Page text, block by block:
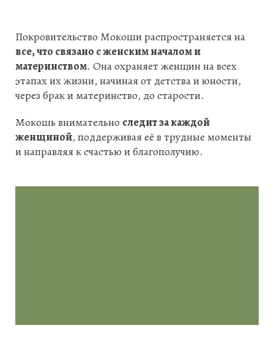
Покровительство Мокоши распространяется на
все, что связано с женским началом и
материнством. Она охраняет женщин на всех
этапах их жизни, начиная от детства и юности,
через брак и материнство, до старости.
Мокошь внимательно следит за каждой
женщиной, поддерживая её в трудные моменты
и направляя к счастью и благополучию.